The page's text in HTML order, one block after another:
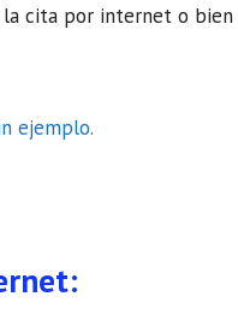
la cita por internet o
ejemplo.